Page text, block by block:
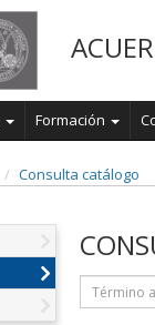
Formación
Consulta catálogo